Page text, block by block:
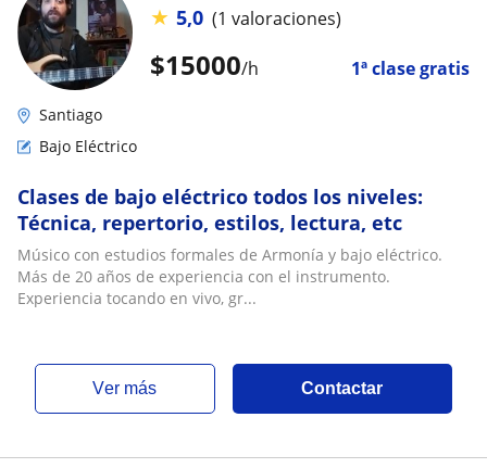
$15000/h 1ª clase gratis
★ 5,0 (1 valoraciones)
Santiago
Bajo Eléctrico
Clases de bajo eléctrico todos los niveles:
Técnica, repertorio, estilos, lectura, etc
Músico con estudios formales de Armonía y bajo eléctrico.
Más de 20 años de experiencia con el instrumento.
Experiencia tocando en vivo, gr...
ver más Contactar